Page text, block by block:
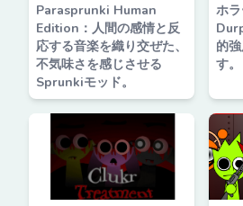
Parasprunki Human
Edition：人間の感情と反
応する音楽を織り交ぜた、
不気味さを感じさせる
Sprunkiモッド。
ホ
的
す。